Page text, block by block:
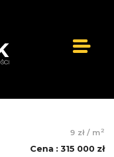
9 zł / m2
Cena : 315 000 zł